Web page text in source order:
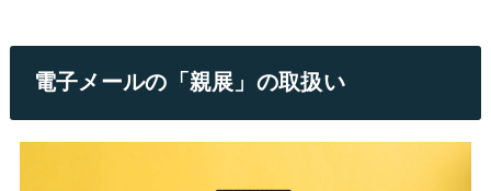
電子メールの「親展」の取扱い